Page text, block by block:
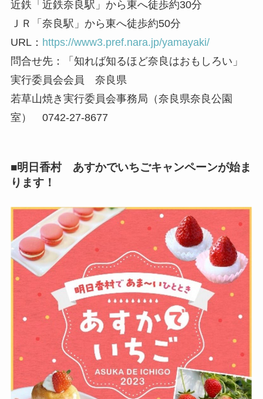
近鉄「近鉄奈良駅」から東へ徒歩約30分
ＪＲ「奈良駅」から東へ徒歩約50分
URL： https://www3.pref.nara.jp/yamayaki/
問合せ先：「知れば知るほど奈良はおもしろい」
実行委員会会員 奈良県
若草山焼き実行委員会事務局（奈良県奈良公園
室） 0742-27-8677
■明日香村 あすかでいちごキャンペーンが始ま
ります！